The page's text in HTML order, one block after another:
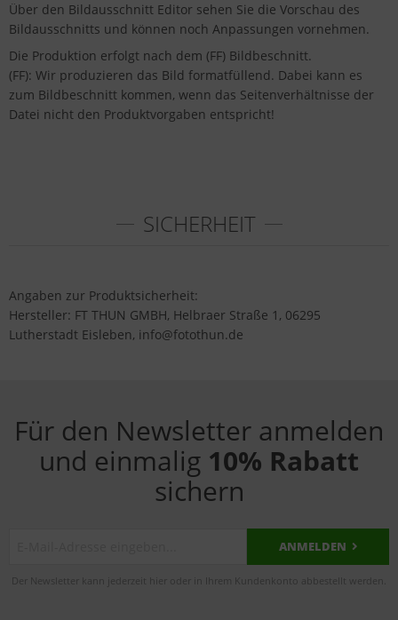
Über den Bildausschnitt Editor sehen Sie die Vorschau des
Bildausschnitts und können noch Anpassungen vornehmen.
Die Produktion erfolgt nach dem (FF) Bildbeschnitt.
(FF): Wir produzieren das Bild formatfüllend. Dabei kann es
zum Bildbeschnitt kommen, wenn das Seitenverhältnisse der
Datei nicht den Produktvorgaben entspricht!
SICHERHEIT
Angaben zur Produktsicherheit:
Hersteller: FT THUN GMBH, Helbraer Straße 1, 06295
Lutherstadt Eisleben, info@fotothun.de
Für den Newsletter anmelden
und einmalig 10% Rabatt
sichern
ANMELDEN
Der Newsletter kann jederzeit hier oder in Ihrem Kundenkonto abbestellt werden.